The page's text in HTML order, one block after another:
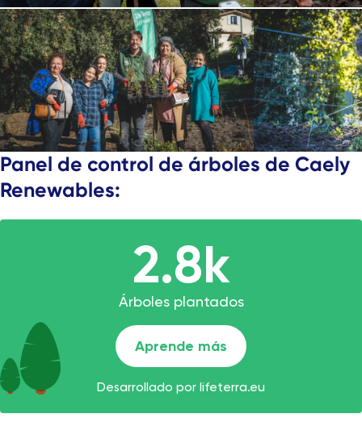
Panel de control de árboles de Caely
Renewables: